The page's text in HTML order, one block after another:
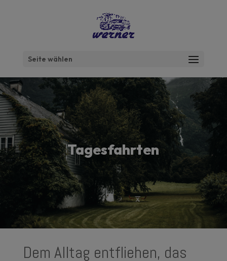
Seite wählen
Tagesfahrten
Dem Alltag entfliehen, das